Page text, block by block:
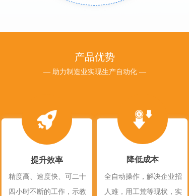
产品优势
— 助力制造业实现生产自动化 —
提升效率
精度高、速度快、可二十
四小时不断的工作，示教
降低成本
全自动操作，解决企业招
人难，用工荒等现状，实